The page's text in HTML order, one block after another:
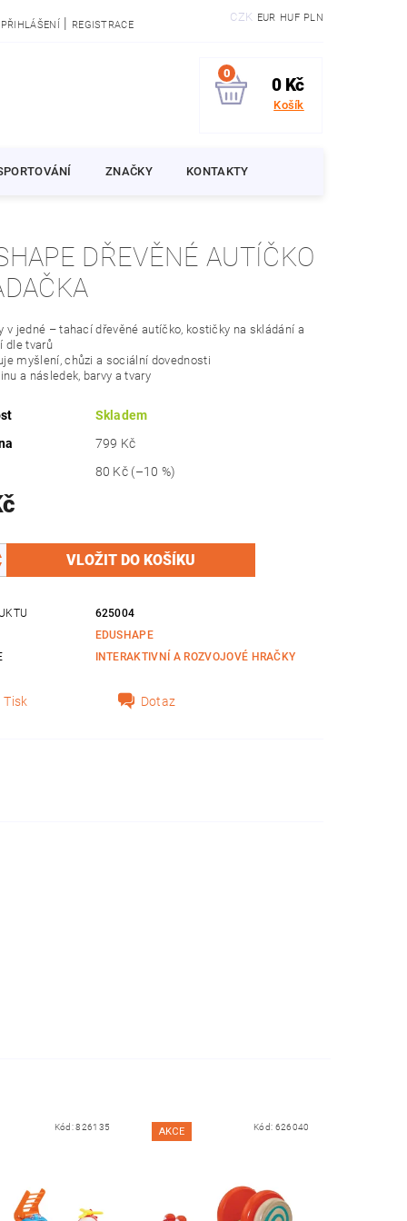
CZK EUR HUF PLN
PŘIHLÁŠENÍ | REGISTRACE
0
0 Kč
Košík
ZNAČKY KONTAKTY
DŘEVĚNÉ AUTÍČKO
v jedné – tahací dřevěné autíčko, kostičky na skládání a
dle tvarů
myšlení, chůzi a sociální dovednosti
a následek, barvy a tvary
Skladem
799 Kč
80 Kč (–10 %)
625004
EDUSHAPE
INTERAKTIVNÍ A ROZVOJOVÉ HRAČKY
Tisk Dotaz
Kód:826135 AKCE Kód: 626040